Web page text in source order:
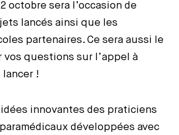
octobre sera l’occasion de
lancés ainsi que les
partenaires. Ce sera aussi le
vos questions sur l’appel à
!
innovantes des praticiens
développées avec